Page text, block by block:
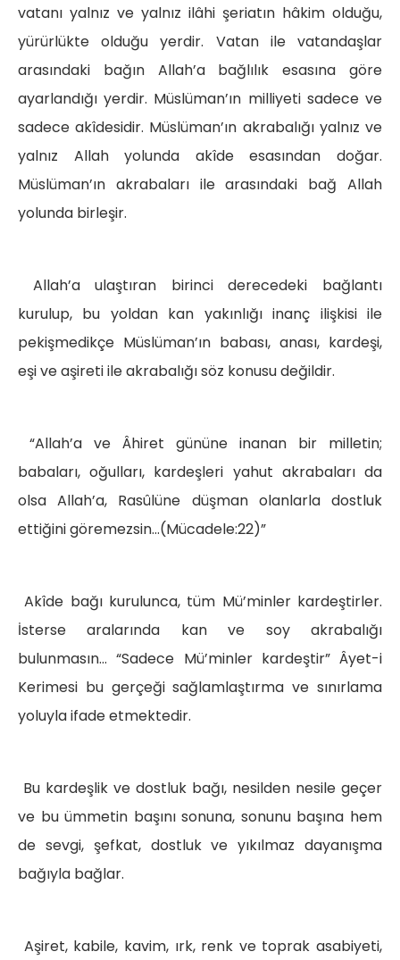
vatanı yalnız ve yalnız ilâhi şeriatın hâkim olduğu,
yürürlükte olduğu yerdir. Vatan ile vatandaşlar
arasındaki bağın Allah’a bağlılık esasına göre
ayarlandığı yerdir. Müslüman’ın milliyeti sadece ve
sadece akîdesidir. Müslüman’ın akrabalığı yalnız ve
yalnız Allah yolunda akîde esasından doğar.
Müslüman’ın akrabaları ile arasındaki bağ Allah
yolunda birleşir.
Allah’a ulaştıran birinci derecedeki bağlantı
kurulup, bu yoldan kan yakınlığı inanç ilişkisi ile
pekişmedikçe Müslüman’ın babası, anası, kardeşi,
eşi ve aşireti ile akrabalığı söz konusu değildir.
“Allah’a ve Âhiret gününe inanan bir milletin;
babaları, oğulları, kardeşleri yahut akrabaları da
olsa Allah’a, Rasûlüne düşman olanlarla dostluk
ettiğini göremezsin…(Mücadele:22)”
Akîde bağı kurulunca, tüm Mü’minler kardeştirler.
İsterse aralarında kan ve soy akrabalığı
bulunmasın… “Sadece Mü’minler kardeştir” Âyet-i
Kerimesi bu gerçeği sağlamlaştırma ve sınırlama
yoluyla ifade etmektedir.
Bu kardeşlik ve dostluk bağı, nesilden nesile geçer
ve bu ümmetin başını sonuna, sonunu başına hem
de sevgi, şefkat, dostluk ve yıkılmaz dayanışma
bağıyla bağlar.
Aşiret, kabile, kavim, ırk, renk ve toprak asabiyeti,